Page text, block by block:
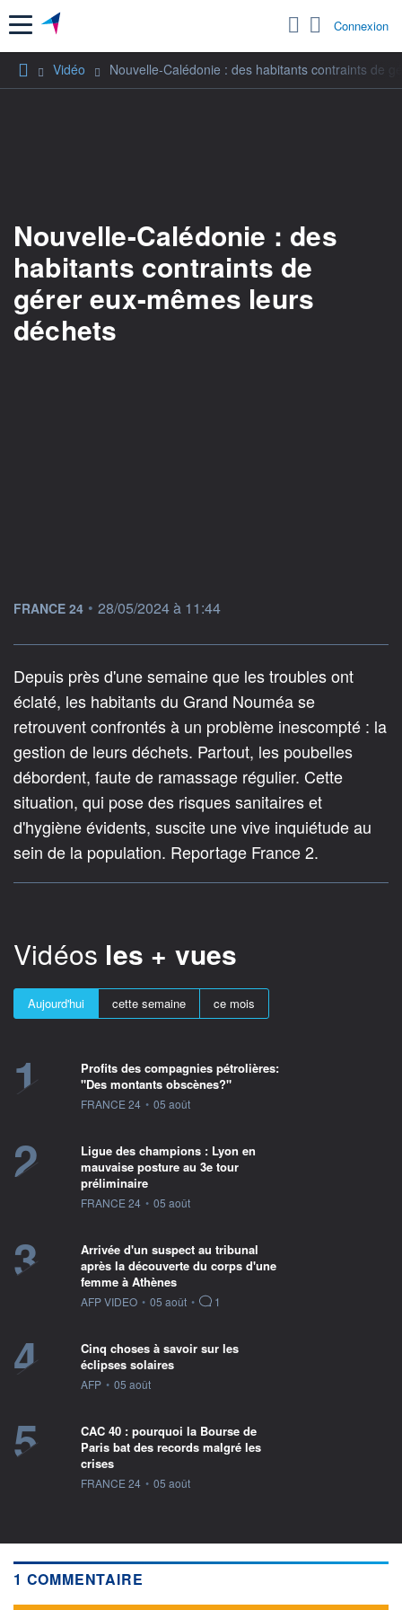
Menu Connexion
Vidéo Nouvelle-Calédonie : des habitants contraints de
Nouvelle-Calédonie : des
habitants contraints de
gérer eux-mêmes leurs
déchets
information fournie par
FRANCE 24 • 28/05/2024 à 11:44
Depuis près d'une semaine que les troubles ont
éclaté, les habitants du Grand Nouméa se
retrouvent confrontés à un problème inescompté : la
gestion de leurs déchets. Partout, les poubelles
débordent, faute de ramassage régulier. Cette
situation, qui pose des risques sanitaires et
d'hygiène évidents, suscite une vive inquiétude au
sein de la population. Reportage France 2.
Vidéos les + vues
Aujourd'hui cette semaine ce mois
1
Profits des compagnies pétrolières:
"Des montants obscènes?"
information fournie par
FRANCE 24 • 05 août
2
Ligue des champions : Lyon en
mauvaise posture au 3e tour
préliminaire
information fournie par
FRANCE 24 • 05 août
3
Arrivée d'un suspect au tribunal
après la découverte du corps d'une
femme à Athènes
information fournie par
AFP VIDEO • 05 août • 1
4
Cinq choses à savoir sur les
éclipses solaires
information fournie par
AFP • 05 août
5
CAC 40 : pourquoi la Bourse de
Paris bat des records malgré les
crises
information fournie par
FRANCE 24 • 05 août
1 COMMENTAIRE